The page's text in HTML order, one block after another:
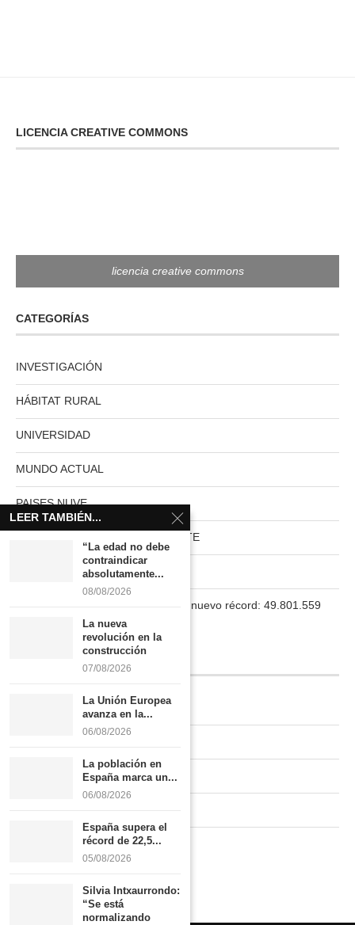
LICENCIA CREATIVE COMMONS
licencia creative commons
CATEGORÍAS
INVESTIGACIÓN
HÁBITAT RURAL
UNIVERSIDAD
MUNDO ACTUAL
PAISES NUVE
HABITAT RURAL AUTOSUFICIENTE
La población en España marca un nuevo récord: 49.801.559
Quiénes somos
Política de privacidad
LEER TAMBIÉN...
“La edad no debe
contraindicar
absolutamente...
08/08/2026
La nueva
revolución en la
construcción
07/08/2026
La Unión Europea
avanza en la...
06/08/2026
La población en
España marca un...
06/08/2026
España supera el
récord de 22,5...
05/08/2026
Silvia Intxaurrondo:
“Se está
normalizando